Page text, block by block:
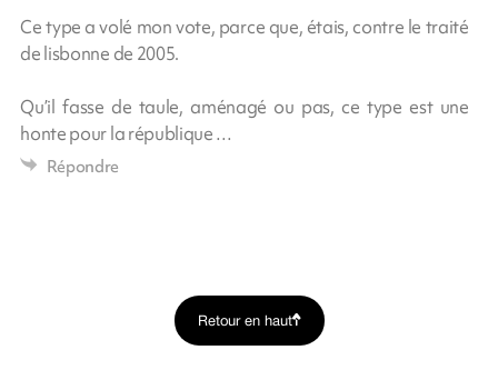
Ce type a volé mon vote, parce que, étais, contre le traité
de lisbonne de 2005.
Qu’il fasse de taule, aménagé ou pas, ce type est une
honte pour la république …
Répondre
Retour en haut